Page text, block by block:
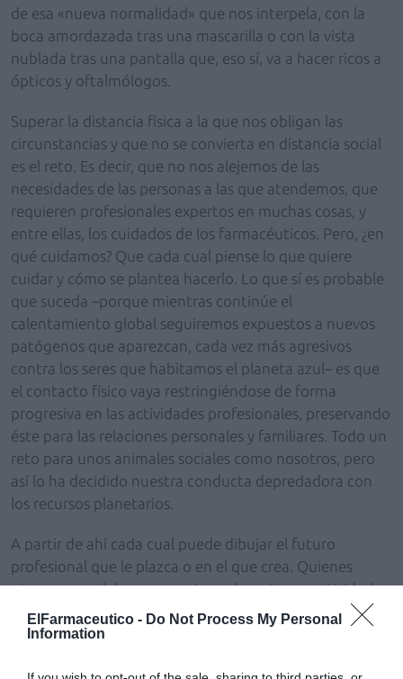
ElFarmaceutico - Do Not Process My Personal
Information
de esa «nueva normalidad» que nos interpela, con la
boca amordazada tras una mascarilla o con la vista
nublada tras una pantalla que, eso sí, va a hacer ricos a
ópticos y oftalmólogos.
Superar la distancia física a la que nos obligan las
circunstancias y que no se convierta en distancia social
es el reto. Es decir, que no nos alejemos de las
necesidades de las personas a las que atendemos, que
requieren profesionales expertos en muchas cosas, y
entre ellas, los cuidados de los farmacéuticos. Pero, ¿en
qué cuidamos? Que cada cual piense lo que quiere
cuidar y cómo se plantea hacerlo. Lo que sí es probable
que suceda –porque mientras continúe el
calentamiento global seguiremos expuestos a nuevos
patógenos que aparezcan, cada vez más agresivos
contra los seres que habitamos el planeta azul– es que
el contacto físico vaya restringiéndose de forma
progresiva en las actividades profesionales, preservando
éste para las relaciones personales y familiares. Todo un
reto para unos animales sociales como nosotros, pero
así lo ha decidido nuestra conducta depredadora con
los recursos planetarios.
A partir de ahí cada cual puede dibujar el futuro
profesional que le plazca o en el que crea. Quienes
piensan que debemos mantener las mismas actividades,
adaptadas a la nueva... normalidad, ya pueden
prepararse para «amazonear» sus stocks por redes